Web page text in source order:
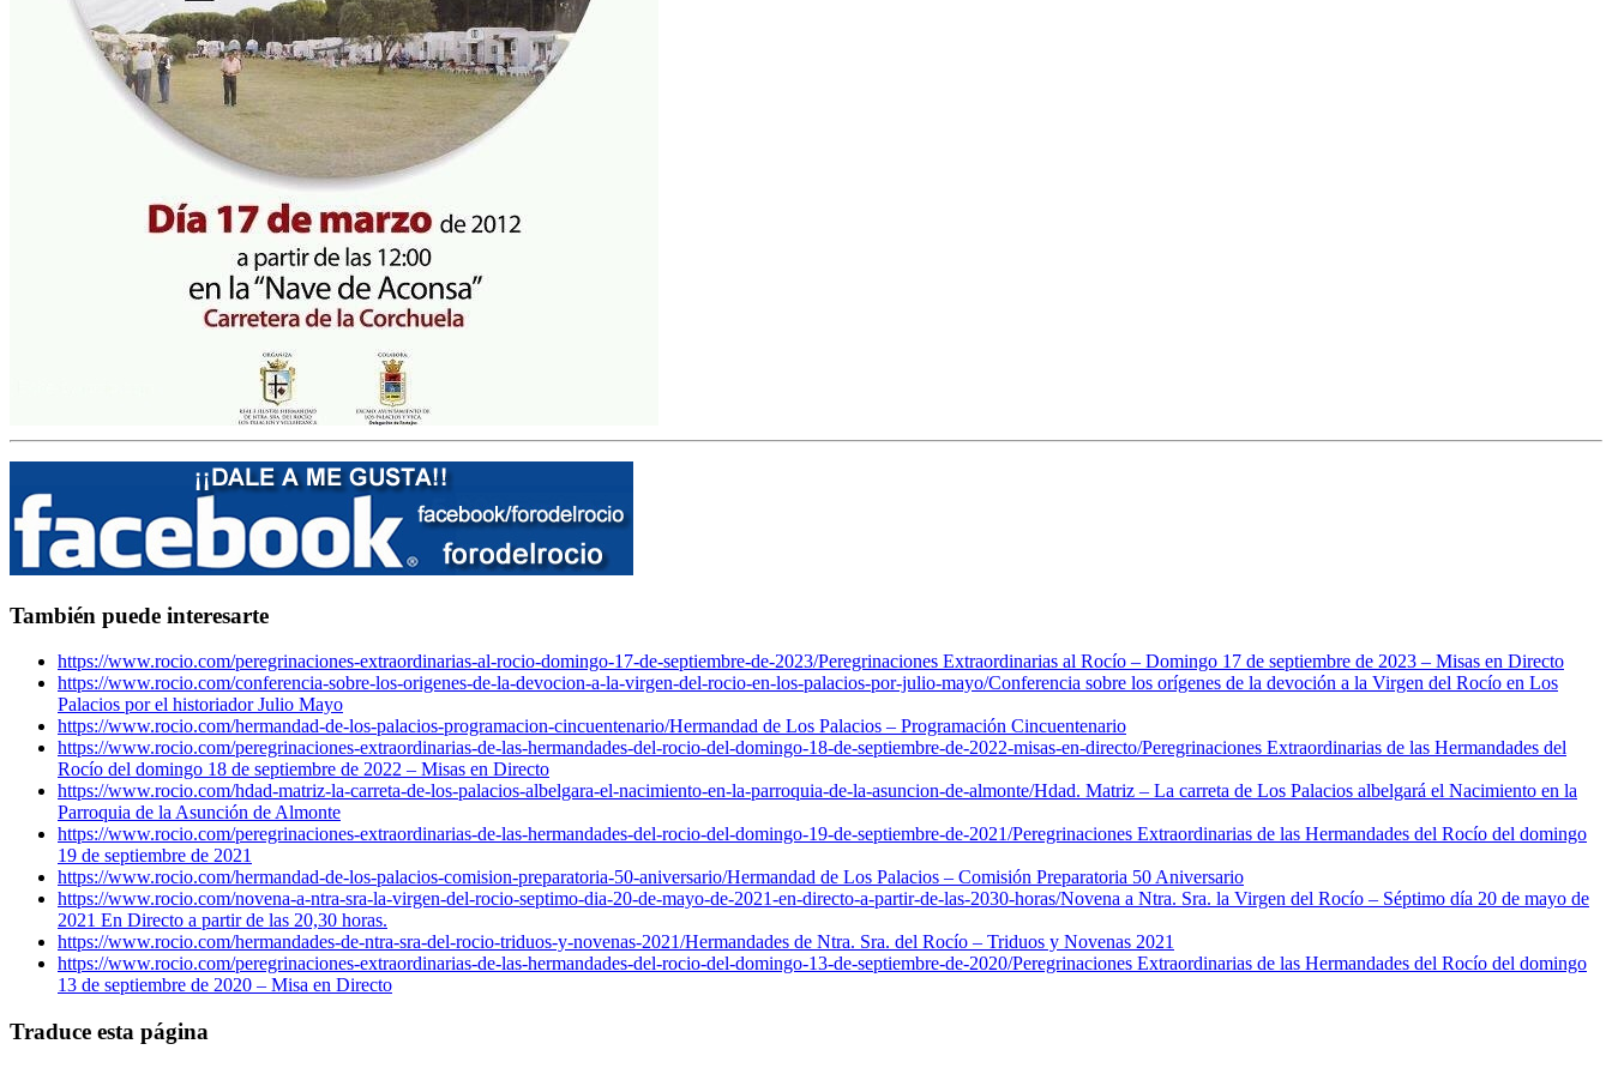
También puede interesarte
https://www.rocio.com/peregrinaciones-extraordinarias-al-rocio-domingo-17-de-septiembre-de-2023/Peregrinaciones Extraordinarias al Rocío – Domingo 17 de septiembre de 2023 – Misas en Directo
https://www.rocio.com/conferencia-sobre-los-origenes-de-la-devocion-a-la-virgen-del-rocio-en-los-palacios-por-julio-mayo/Conferencia sobre los orígenes de la devoción a la Virgen del Rocío en Los
Palacios por el historiador Julio Mayo
https://www.rocio.com/hermandad-de-los-palacios-programacion-cincuentenario/Hermandad de Los Palacios – Programación Cincuentenario
https://www.rocio.com/peregrinaciones-extraordinarias-de-las-hermandades-del-rocio-del-domingo-18-de-septiembre-de-2022-misas-en-directo/Peregrinaciones Extraordinarias de las Hermandades del
Rocío del domingo 18 de septiembre de 2022 – Misas en Directo
https://www.rocio.com/hdad-matriz-la-carreta-de-los-palacios-albelgara-el-nacimiento-en-la-parroquia-de-la-asuncion-de-almonte/Hdad. Matriz – La carreta de Los Palacios albelgará el Nacimiento en la
Parroquia de la Asunción de Almonte
https://www.rocio.com/peregrinaciones-extraordinarias-de-las-hermandades-del-rocio-del-domingo-19-de-septiembre-de-2021/Peregrinaciones Extraordinarias de las Hermandades del Rocío del domingo
19 de septiembre de 2021
https://www.rocio.com/hermandad-de-los-palacios-comision-preparatoria-50-aniversario/Hermandad de Los Palacios – Comisión Preparatoria 50 Aniversario
https://www.rocio.com/novena-a-ntra-sra-la-virgen-del-rocio-septimo-dia-20-de-mayo-de-2021-en-directo-a-partir-de-las-2030-horas/Novena a Ntra. Sra. la Virgen del Rocío – Séptimo día 20 de mayo de
2021 En Directo a partir de las 20,30 horas.
https://www.rocio.com/hermandades-de-ntra-sra-del-rocio-triduos-y-novenas-2021/Hermandades de Ntra. Sra. del Rocío – Triduos y Novenas 2021
https://www.rocio.com/peregrinaciones-extraordinarias-de-las-hermandades-del-rocio-del-domingo-13-de-septiembre-de-2020/Peregrinaciones Extraordinarias de las Hermandades del Rocío del domingo
13 de septiembre de 2020 – Misa en Directo
Traduce esta página